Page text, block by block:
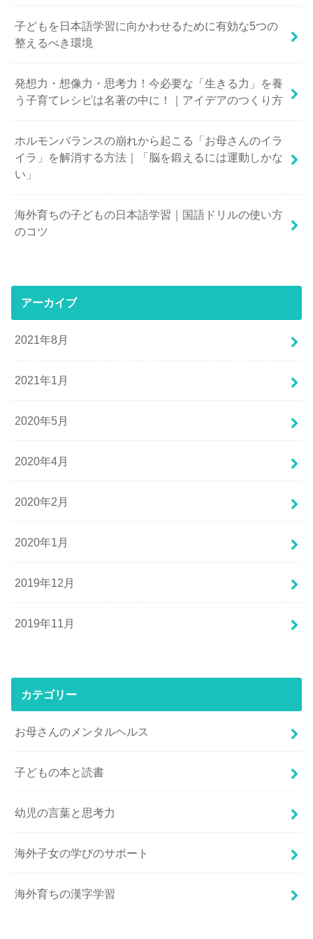
子どもを日本語学習に向かわせるために有効な5つの
整えるべき環境
発想力・想像力・思考力！今必要な「生きる力」を養
う子育てレシピは名著の中に！｜アイデアのつくり方
ホルモンバランスの崩れから起こる「お母さんのイラ
イラ」を解消する方法｜「脳を鍛えるには運動しかな
い」
海外育ちの子どもの日本語学習｜国語ドリルの使い方
のコツ
アーカイブ
2021年8月
2021年1月
2020年5月
2020年4月
2020年2月
2020年1月
2019年12月
2019年11月
カテゴリー
お母さんのメンタルヘルス
子どもの本と読書
幼児の言葉と思考力
海外子女の学びのサポート
海外育ちの漢字学習